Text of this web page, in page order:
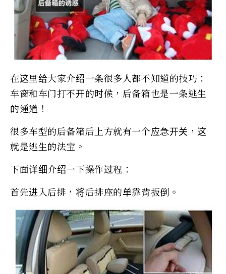
在这里给大家介绍一条很多人都不知道的技巧：
车窗和车门打不开的时候，后备箱也是一条逃生
的通道！
很多车型的后备箱后上方就有一个应急开关，这
就是逃生的法宝。
下面详细介绍一下操作过程：
首先进入后排，将后排座的单靠背扳倒。